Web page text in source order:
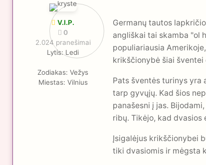
V.I.P.
0
2.024 pranešimai
Lytis: Ledi
Zodiakas: Vežys
Miestas: Vilnius
Germanų tautos
angliškai tai skamba "ol
populiariausia
krikščionybė šiai šventei
Pats šventės turinys yra
tarp gyvųjų. Kad šios
panašesni į jas.
ribų. Tikėjo, kad dvasios
Įsigalėjus krikščionybei
tiki dvasiomis ir mėgsta